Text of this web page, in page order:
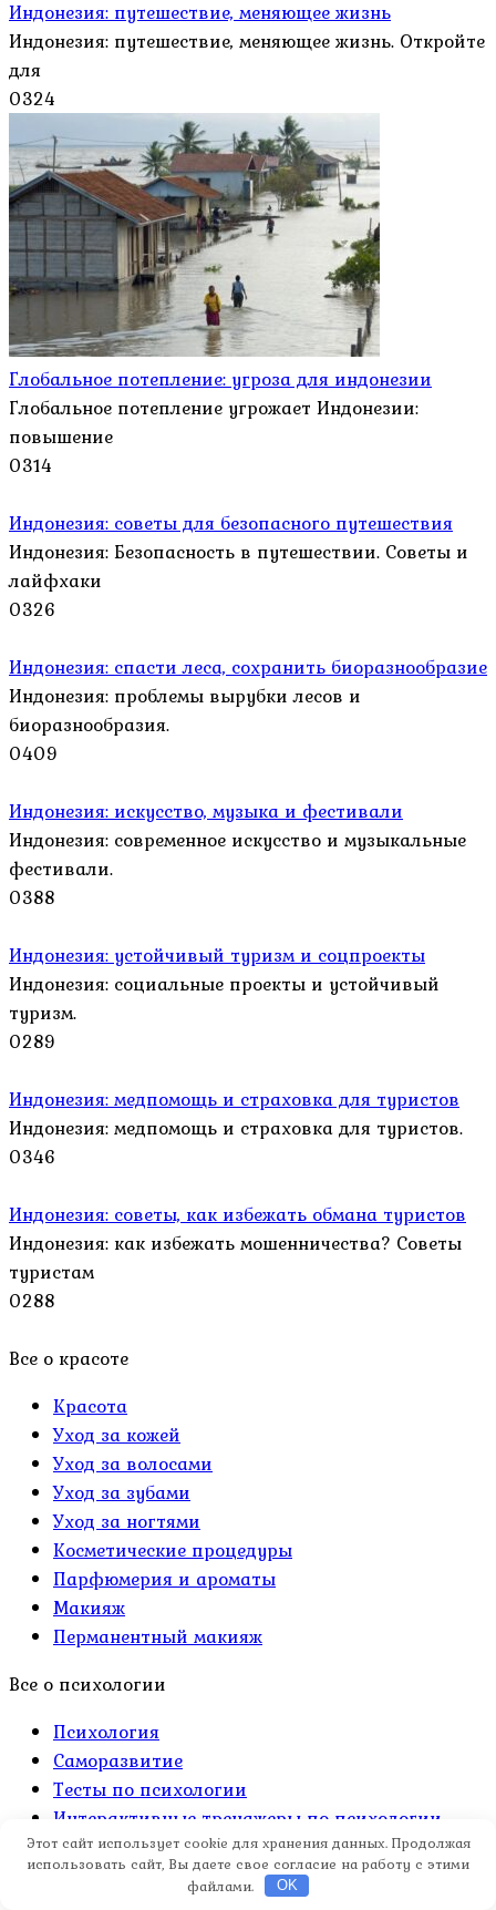
Индонезия: путешествие, меняющее жизнь
Индонезия: путешествие, меняющее жизнь. Откройте
для
0324
Глобальное потепление: угроза для индонезии
Глобальное потепление угрожает Индонезии:
повышение
0314
Индонезия: советы для безопасного путешествия
Индонезия: Безопасность в путешествии. Советы и
лайфхаки
0326
Индонезия: спасти леса, сохранить биоразнообразие
Индонезия: проблемы вырубки лесов и
биоразнообразия.
0409
Индонезия: искусство, музыка и фестивали
Индонезия: современное искусство и музыкальные
фестивали.
0388
Индонезия: устойчивый туризм и соцпроекты
Индонезия: социальные проекты и устойчивый
туризм.
0289
Индонезия: медпомощь и страховка для туристов
Индонезия: медпомощь и страховка для туристов.
0346
Индонезия: советы, как избежать обмана туристов
Индонезия: как избежать мошенничества? Советы
туристам
0288
Все о красоте
Красота
Уход за кожей
Уход за волосами
Уход за зубами
Уход за ногтями
Косметические процедуры
Парфюмерия и ароматы
Макияж
Перманентный макияж
Все о психологии
Психология
Саморазвитие
Тесты по психологии
Интерактивные тренажеры по психологии
Все о еде
Этот сайт использует cookie для хранения данных. Продолжая
использовать сайт, Вы даете свое согласие на работу с этими
файлами.
OK